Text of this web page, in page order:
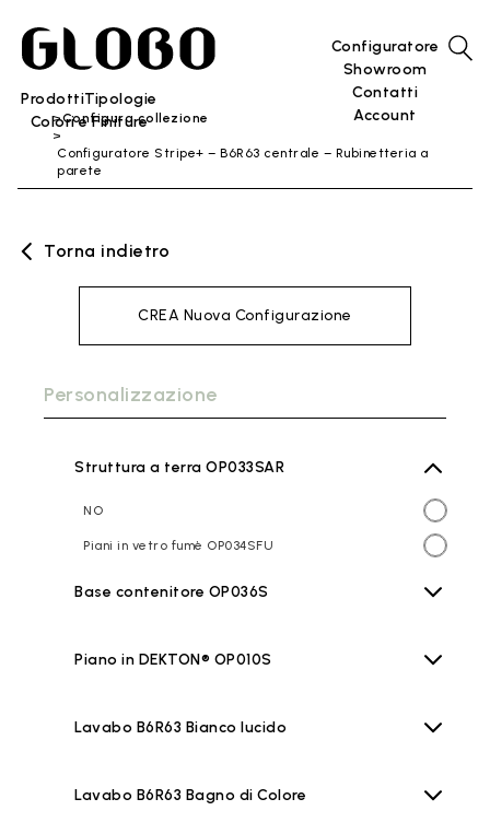
ProdottiTipologie
Colori e Finiture
Configuratore
Showroom
Contatti
Account
Configura collezione
Configuratore Stripe+ – B6R63 centrale – Rubinetteria a
parete
Torna indietro
CREA Nuova Configurazione
Personalizzazione
Struttura a terra OP033SAR
NO
Piani in vetro fumè OP034SFU
Base contenitore OP036S
Piano in DEKTON® OP010S
Lavabo B6R63 Bianco lucido
Lavabo B6R63 Bagno di Colore